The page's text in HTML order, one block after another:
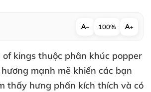
− 100% +
of kings thuộc phân khúc popper
mạnh mẽ khiến các bạn
thấy hưng phấn kích thích và có